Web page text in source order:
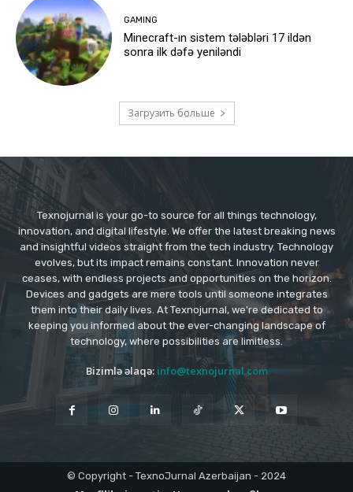
GAMING
Minecraft-ın sistem tələbləri 17 ildən
sonra ilk dəfə yeniləndi
Загрузить больше
Texnojurnal is your go-to source for all things technology,
innovation, and digital lifestyle. We offer the latest breaking news
and insightful videos straight from the tech industry. Technology
evolves, but its impact remains constant. Innovation never
ceases, with endless projects and opportunities on the horizon.
Devices and gadgets are mere tools until someone integrates
them into their daily lives. At Texnojurnal, we're dedicated to
keeping you informed about the ever-changing landscape of
technology, where possibilities are limitless.
Bizimlə əlaqə: info@texnojurnal.com
© Copyright - TexnoJurnal Azerbaijan - 2024